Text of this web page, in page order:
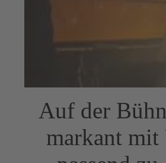
Auf der
markant mit